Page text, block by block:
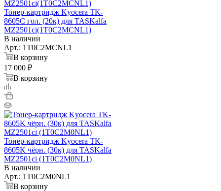
Тонер-картридж Kyocera TK-
8605C гол. (20к) для TASKalfa
MZ2501ci(1T0C2MCNL1)
В наличии
Арт.: 1T0C2MCNL1
В корзину
17 000 ₽
В корзину
Тонер-картридж Kyocera TK-
8605K чёрн. (30к) для TASKalfa
MZ2501ci (1T0C2M0NL1)
В наличии
Арт.: 1T0C2M0NL1
В корзину